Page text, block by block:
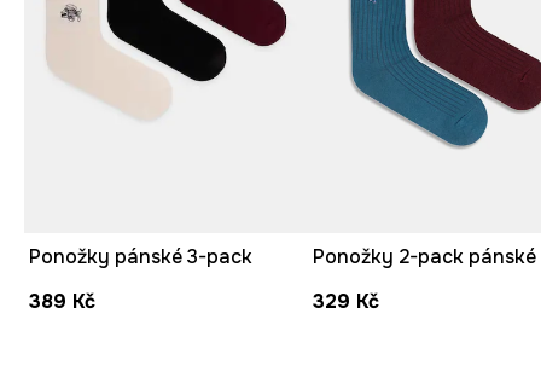
Ponožky pánské 3-pack
389 Kč
329 Kč